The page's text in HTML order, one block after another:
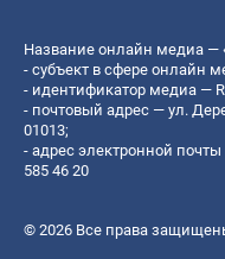
Название онлайн медиа —
- субъект в сфере онлайн
- идентификатор медиа —
- почтовый адрес — ул.
01013;
- адрес электронной
585 46 20
© 2026 Все права